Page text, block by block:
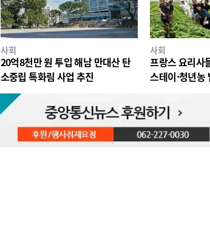
사회
20억8천만 원 투입 해남 만대산 탄
소중립 특화림 사업 추진
사회
프랑스 요리사
스테이·청년농